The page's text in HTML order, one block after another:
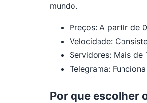
mundo.
Preços: A partir de
Velocidade:
Servidores: Mais de
Telegrama:
Por que escolher